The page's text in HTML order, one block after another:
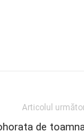
Articolul
de